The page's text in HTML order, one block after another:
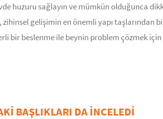
huzuru sağlayın ve mümkün olduğunca
gelişimin en önemli yapı taşlarından
bir beslenme ile beynin problem çözmek
BAŞLIKLARI DA İNCELEDİ